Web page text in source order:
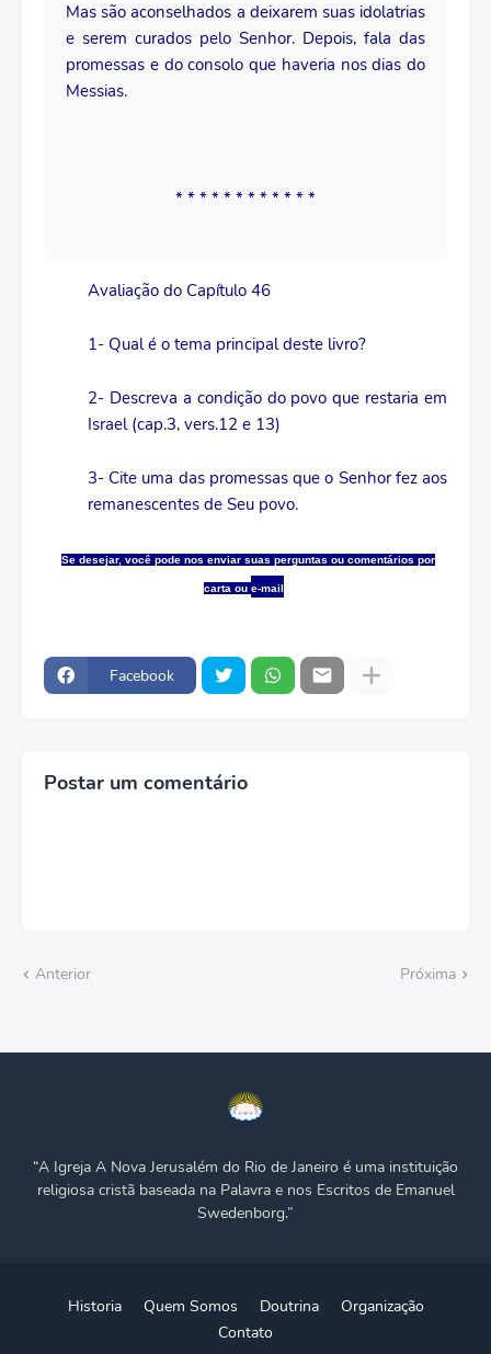
Mas são aconselhados a deixarem suas idolatrias
e serem curados pelo Senhor. Depois, fala das
promessas e do consolo que haveria nos dias do
Messias.
* * * * * * * * * * * *
Avaliação do Capítulo 46
1- Qual é o tema principal deste livro?
2- Descreva a condição do povo que restaria em
Israel (cap.3, vers.12 e 13)
3- Cite uma das promessas que o Senhor fez aos
remanescentes de Seu povo.
Se desejar, você pode nos enviar suas perguntas ou comentários por
carta ou e-mail
Facebook
Postar um comentário
Anterior Próxima
“A Igreja A Nova Jerusalém do Rio de Janeiro é uma instituição
religiosa cristã baseada na Palavra e nos Escritos de Emanuel
Swedenborg.”
Historia Quem Somos Doutrina
Organização
Contato